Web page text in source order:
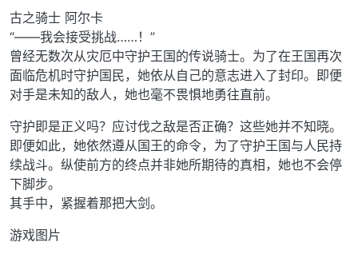
古之骑士 阿尔卡
“——我会接受挑战……！”
曾经无数次从灾厄中守护王国的传说骑士。为了在王国再次
面临危机时守护国民，她依从自己的意志进入了封印。即便
对手是未知的敌人，她也毫不畏惧地勇往直前。
守护即是正义吗？应讨伐之敌是否正确？这些她并不知晓。
即便如此，她依然遵从国王的命令，为了守护王国与人民持
续战斗。纵使前方的终点并非她所期待的真相，她也不会停
下脚步。
其手中，紧握着那把大剑。
游戏图片